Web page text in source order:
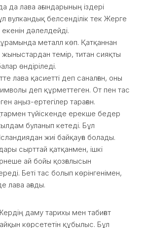
да лава ағындарының іздері
вулкандық белсенділік тек Жерге
дәлелдейді.
металл көп. Қатқаннан
жыныстардан темір, титан сияқты
өндіріледі.
лава қасиетті деп саналған, оны
деп құрметтеген. От пен тас
аңыз-ертегілер тараған.
түйіскенде ерекше бедер
буланып кетеді. Бұл
жиі байқауға болады.
сырттай қатқанмен, ішкі
ай бойы қозғалысын
Беті тас болып көрінгенімен,
лава ағады.
даму тарихы мен табиғат
айқын көрсететін құбылыс. Бұл